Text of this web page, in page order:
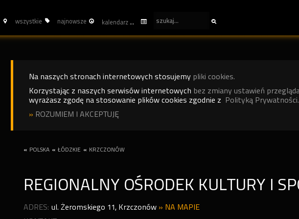
wszystkie najnowsze kalendarz
Na naszych stronach internetowych stosujemy pliki cookies.
Korzystając z naszych serwisów internetowych bez zmiany ustawień
wyrażasz zgodę na stosowanie plików cookies zgodnie z Polityką Prywatności.
» ROZUMIEM I AKCEPTUJĘ
« POLSKA « ŁÓDZKIE « KRZCZONÓW
REGIONALNY OŚRODEK KULTURY I
ADRES: ul. Żeromskiego 11, Krzczonów » NA MAPIE